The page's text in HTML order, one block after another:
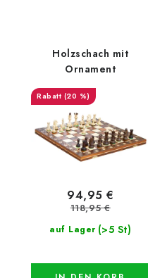
Holzschach mit
Ornament
(20 %)
auf Lager (>5 St)
94,95 €
118,95 €